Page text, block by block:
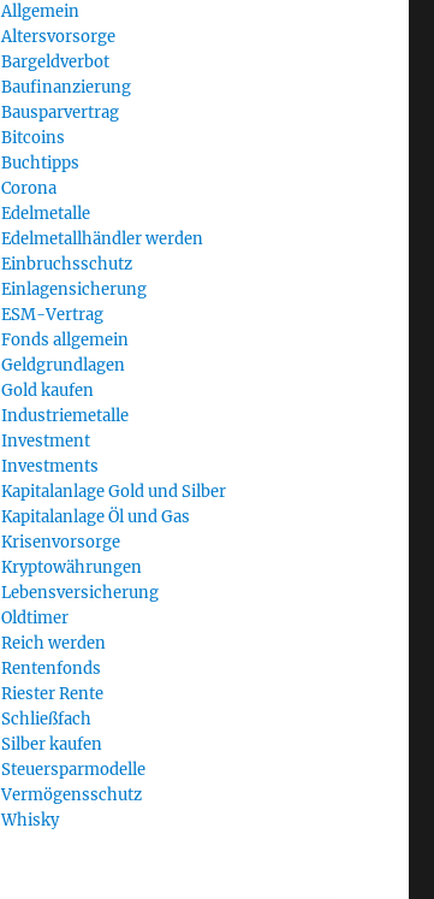
Allgemein
Altersvorsorge
Bargeldverbot
Baufinanzierung
Bausparvertrag
Bitcoins
Buchtipps
Corona
Edelmetalle
Edelmetallhändler werden
Einbruchsschutz
Einlagensicherung
ESM-Vertrag
Fonds allgemein
Geldgrundlagen
Gold kaufen
Industriemetalle
Investment
Investments
Kapitalanlage Gold und Silber
Kapitalanlage Öl und Gas
Krisenvorsorge
Kryptowährungen
Lebensversicherung
Oldtimer
Reich werden
Rentenfonds
Riester Rente
Schließfach
Silber kaufen
Steuersparmodelle
Vermögensschutz
Whisky